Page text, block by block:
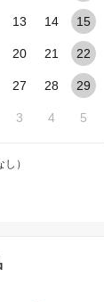
13 14 15
20 21 22
27 28 29
3 4 5
）